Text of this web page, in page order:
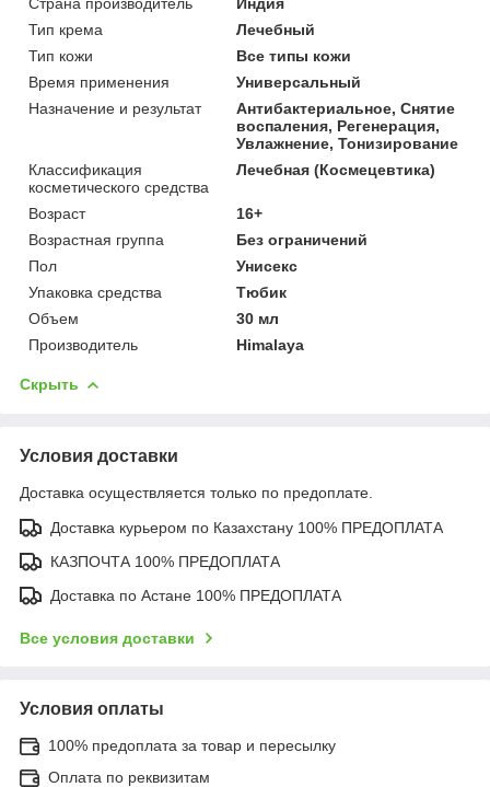
Тип крема
Лечебный
Тип кожи
Все типы кожи
Время применения
Универсальный
Назначение и результат
Антибактериальное, Снятие
воспаления, Регенерация,
Увлажнение, Тонизирование
Классификация
косметического средства
Лечебная (Космецевтика)
Возраст
16+
Возрастная группа
Без ограничений
Пол
Унисекс
Упаковка средства
Тюбик
Объем
30 мл
Производитель
Himalaya
Скрыть
Условия доставки
Доставка осуществляется только по предоплате.
Доставка курьером по Казахстану 100% ПРЕДОПЛАТА
КАЗПОЧТА 100% ПРЕДОПЛАТА
Доставка по Астане 100% ПРЕДОПЛАТА
Все условия доставки
Условия оплаты
100% предоплата за товар и пересылку
Оплата по реквизитам